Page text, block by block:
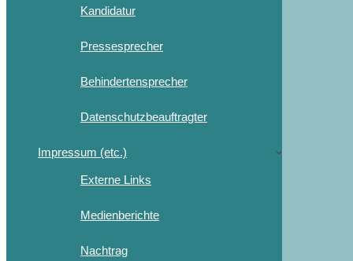
Kandidatur
Pressesprecher
Behindertensprecher
Datenschutzbeauftragter
Impressum (etc.)
Externe Links
Medienberichte
Nachtrag